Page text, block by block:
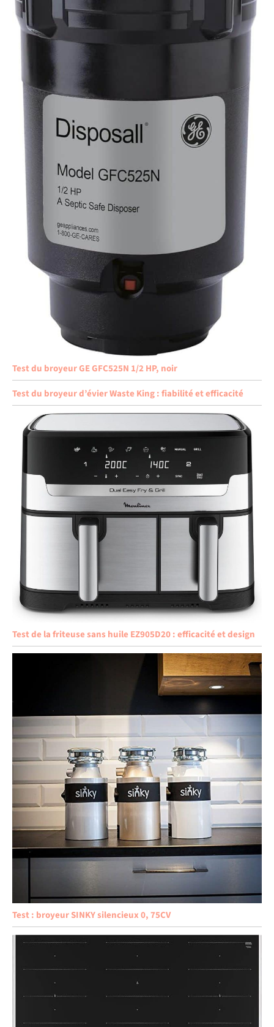
Test du broyeur GE GFC525N 1/2 HP, noir
Test du broyeur d’évier Waste King : fiabilité et efficacité
Test de la friteuse sans huile EZ905D20 : efficacité et design
Test : broyeur SINKY silencieux 0, 75CV